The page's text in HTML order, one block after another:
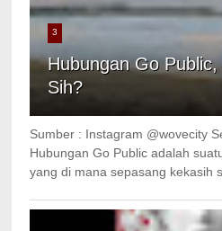
3
Hubungan Go
Sih?
Sumber : Instagram @wovecity
Hubungan Go Public adalah
yang di mana sepasang kekasih